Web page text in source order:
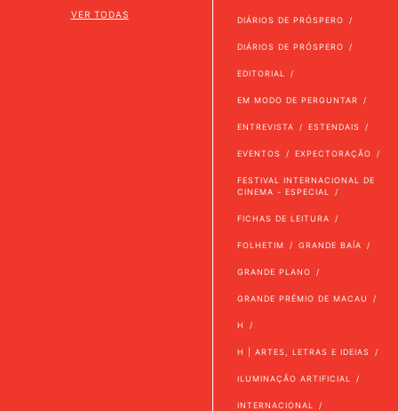
VER TODAS
DIÁRIOS DE PRÓSPERO
DIÁRIOS DE PRÓSPERO
EDITORIAL
EM MODO DE PERGUNTAR
ENTREVISTA ESTENDAIS
EVENTOS EXPECTORAÇÃO
FESTIVAL INTERNACIONAL DE
CINEMA - ESPECIAL
FICHAS DE LEITURA
FOLHETIM GRANDE BAÍA
GRANDE PLANO
GRANDE PRÉMIO DE MACAU
H
H | ARTES, LETRAS E IDEIAS
ILUMINAÇÃO ARTIFICIAL
INTERNACIONAL